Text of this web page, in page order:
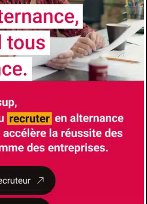
Formation
avignon.fr
Meinajaries
avignon.fr